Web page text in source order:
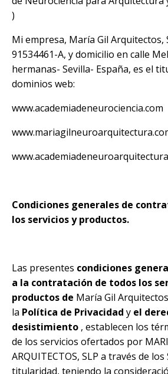
)
Mi empresa, María Gil Arquitectos,
91534461-A, y domicilio en calle
hermanas- Sevilla- España, es el
dominios web:
www.academiadeneurociencia.com
Condiciones generales de
los servicios y productos.
Las presentes condiciones
a la contratación de todos los
productos de María Gil
la Política de Privacidad y el
desistimiento , establecen los
de los servicios ofertados por
ARQUITECTOS, SLP a través de
titularidad, teniendo la